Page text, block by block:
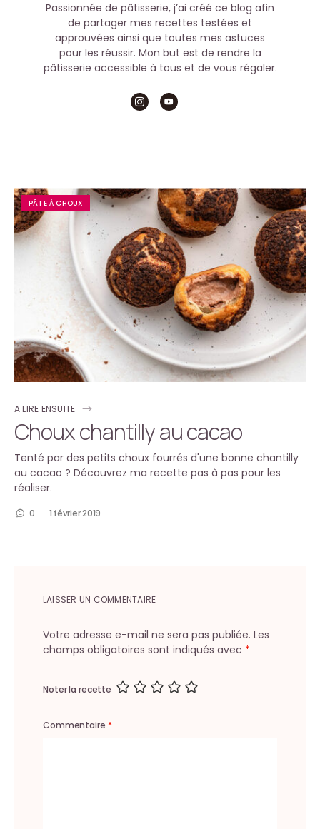
Passionnée de pâtisserie, j’ai créé ce blog afin
de partager mes recettes testées et
approuvées ainsi que toutes mes astuces
pour les réussir. Mon but est de rendre la
pâtisserie accessible à tous et de vous régaler.
PÂTE À CHOUX
A LIRE ENSUITE
Choux chantilly au cacao
Tenté par des petits choux fourrés d'une bonne chantilly
au cacao ? Découvrez ma recette pas à pas pour les
réaliser.
0 1 février 2019
LAISSER UN COMMENTAIRE
Votre adresse e-mail ne sera pas publiée. Les
champs obligatoires sont indiqués avec *
Noter la recette
Commentaire *